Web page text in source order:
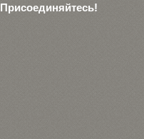
Присоединяйтесь!